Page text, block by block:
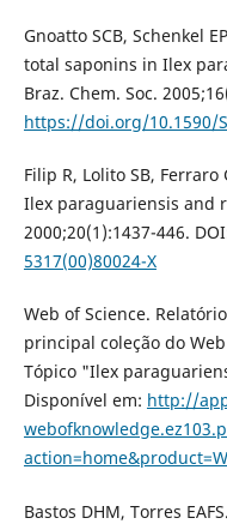
Gnoatto SCB, Schenkel
total saponins in Ilex
Braz. Chem. Soc.
https://doi.org/10.1590/
Filip R, Lolito SB,
Ilex paraguariensis and
2000;20(1):1437-446.
5317(00)80024-X
Web of Science.
principal coleção do
Tópico "Ilex
Disponível em: http://
Bastos DHM, Torres